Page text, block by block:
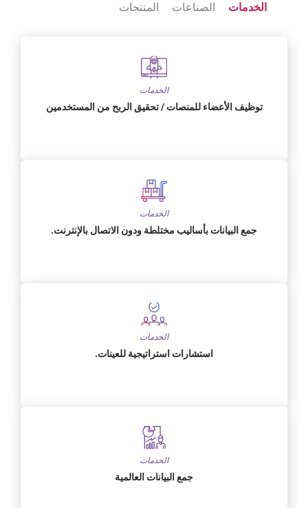
الخدمات الصناعات المنتجات
الخدمات
توظيف الأعضاء للمنصات / تحقيق الربح من المستخدمين
الخدمات
جمع البيانات بأساليب مختلطة ودون الاتصال بالإنترنت.
الخدمات
استشارات استراتيجية للعينات.
الخدمات
جمع البيانات العالمية